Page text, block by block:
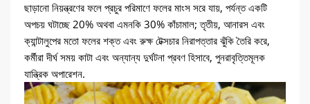
ছাড়ানো নিয়ন্ত্রণের ফলে প্রচুর পরিমাণে ফলের মাংস সরে যায়, পর্যন্ত একটি
অপচয় ঘটাচ্ছে 20% অথবা এমনকি 30% কাঁচামাল; তৃতীয়, আনারস এবং
ক্যান্টালুপের মতো ফলের শক্ত এবং রুক্ষ টেক্সচার নিরাপত্তার ঝুঁকি তৈরি করে,
কর্মীরা দীর্ঘ সময় কাটা এবং অন্যান্য দুর্ঘটনা প্রবণ হিসাবে, পুনরাবৃত্তিমূলক
যান্ত্রিক অপারেশন.